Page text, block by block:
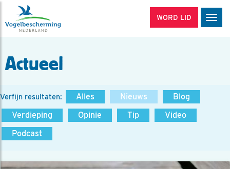
WORD LID
Actueel
Verfijn resultaten: Alles Nieuws
Blog
Verdieping
Opinie Tip
Video
Podcast